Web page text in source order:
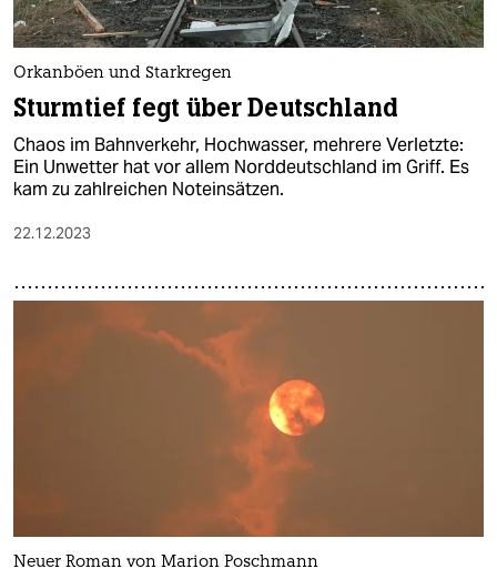
Orkanböen und Starkregen
Sturmtief fegt über Deutschland
Chaos im Bahnverkehr, Hochwasser, mehrere Verletzte:
Ein Unwetter hat vor allem Norddeutschland im Griff. Es
kam zu zahlreichen Noteinsätzen.
22.12.2023
Neuer Roman von Marion Poschmann